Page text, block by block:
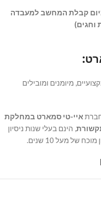
2 ימי עסקים מיום קבלת המחשב למעבדה
וחגים)
מיומנים ומובילים
איי-טי סמארט במחלקת
, הינם בעלי שנות ניסיון
של מעל 10 שנים.